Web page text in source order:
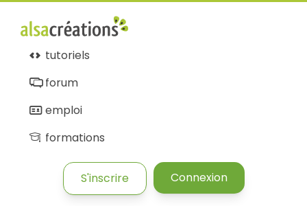
tutoriels
forum
emploi
formations
S'inscrire Connexion